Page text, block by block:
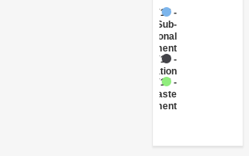
Government
Sanitation
Management